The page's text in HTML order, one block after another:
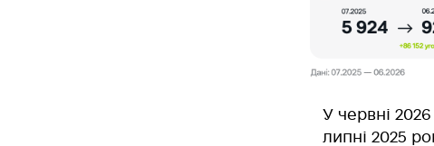
У червні
липні 2025